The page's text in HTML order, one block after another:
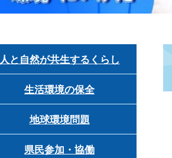
人と自然が共生するくらし
生活環境の保全
地球環境問題
県民参加・協働